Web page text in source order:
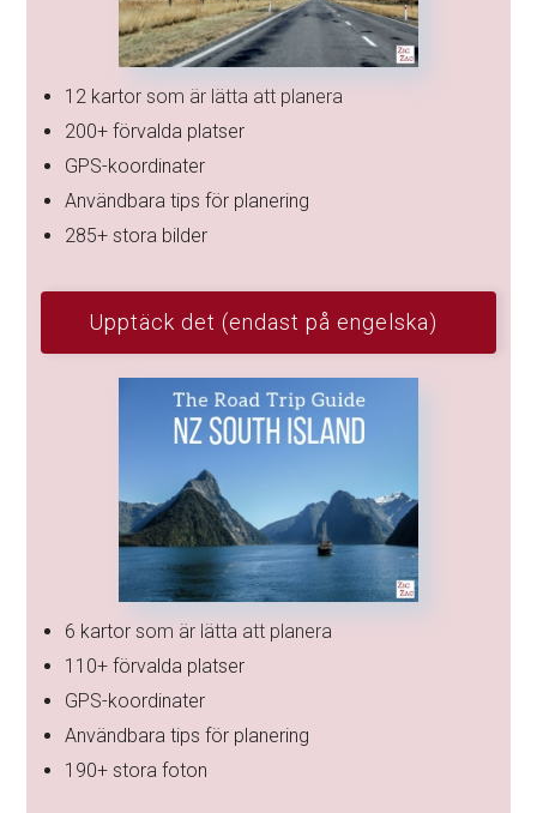
12 kartor som är lätta att planera
200+ förvalda platser
GPS-koordinater
Användbara tips för planering
285+ stora bilder
Upptäck det (endast på engelska)
6 kartor som är lätta att planera
110+ förvalda platser
GPS-koordinater
Användbara tips för planering
190+ stora foton